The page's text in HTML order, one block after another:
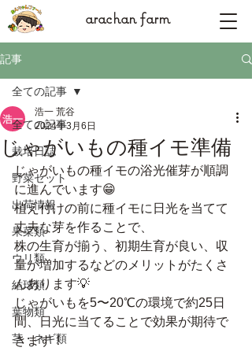
arachan farm
記事
全ての記事
栽培日誌
野菜セット
出荷情報
果菜類
ウリ類
結球類
葉物類
茎・ネギ類
全ての記事
じゃがいもの種イモ準備
浩一 荒谷
2024年3月6日
じゃがいもの種イモの浴光催芽が順調
に進んでいます😁
植え付けの前に種イモに日光を当てて
丈夫な芽を作ることで、
株の生育が揃う、初期生育が良い、収
量が増加するなどのメリットがたくさ
んあります💡
じゃがいもを5〜20℃の環境で約25日
間、日光に当てることで効果が期待で
きます！